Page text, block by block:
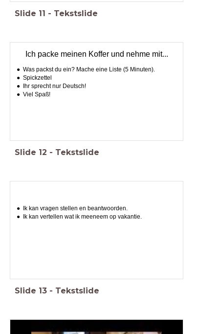
Slide 11 - Tekstslide
Ich packe meinen Koffer und nehme mit...
Was packst du ein? Mache eine Liste (5 Minuten).
Spickzettel
Ihr sprecht nur Deutsch!
Viel Spaß!
Slide 12 - Tekstslide
Ik kan vragen stellen en beantwoorden.
Ik kan vertellen wat ik meeneem op vakantie.
Slide 13 - Tekstslide